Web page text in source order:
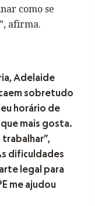
como se
afirma.
Adelaide
sobretudo
horário de
mais gosta.
dificuldades
legal para
me ajudou